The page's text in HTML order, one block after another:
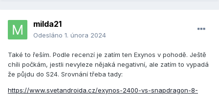
milda21
Odesláno 1. února 2024
Také to řeším. Podle recenzí je zatím ten Exynos v pohodě. Ještě
chíli počkám, jestli nevyleze nějaká negativní, ale zatím to vypadá
že půjdu do S24. Srovnání třeba tady:
https://www.svetandroida.cz/exynos-2400-vs-snapdragon-8-